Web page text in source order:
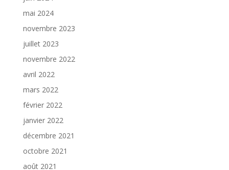
mai 2024
novembre 2023
juillet 2023
novembre 2022
avril 2022
mars 2022
février 2022
janvier 2022
décembre 2021
octobre 2021
août 2021